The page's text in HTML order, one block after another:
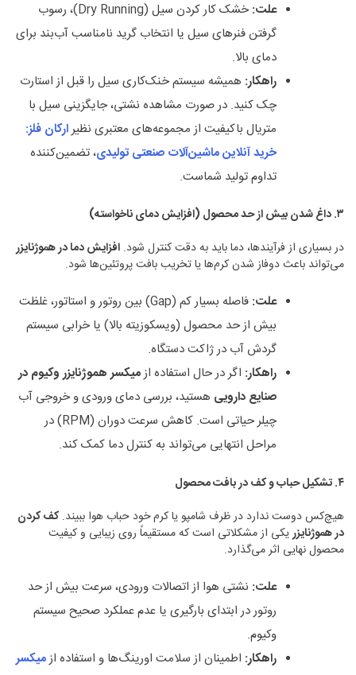
علت:
خشک کار کردن سیل (Dry Running)، رسوب
گرفتن فنرهای سیل یا انتخاب گرید نامناسب آب‌بند برای
دمای بالا.
راهکار: همیشه سیستم خنک‌کاری سیل را قبل از استارت
چک کنید. در صورت مشاهده نشتی، جایگزینی سیل با
متریال باکیفیت از مجموعه‌های معتبری نظیرارکان فلز:
خرید آنلاین ماشین‌آلات صنعتی تولیدی، تضمین‌کننده
تداوم تولید شماست.
۳.داغ شدن بیش از حد محصول (افزایش دمای ناخواسته)
در بسیاری از فرآیندها، دما باید به دقت کنترل شود. افزایش دما در هموژنایزر
می‌تواند باعث دوفاز شدن کرم‌ها یا تخریب بافت پروتئین‌ها شود.
علت:
فاصله بسیار کم (Gap) بین روتور و استاتور، غلظت
بیش از حد محصول (ویسکوزیته بالا) یا خرابی سیستم
گردش آب در ژاکت دستگاه.
راهکار: اگر در حال استفاده ازمیکسر هموژنایزر وکیوم در
صنایع دارویی هستید، بررسی دمای ورودی و خروجی آب
چیلر حیاتی است. کاهش سرعت دوران (RPM) در
مراحل انتهایی می‌تواند به کنترل دما کمک کند.
۴.تشکیل حباب و کف در بافت محصول
هیچ‌کس دوست ندارد در ظرف شامپو یا کرم خود حباب هوا ببیند.کف کردن
در هموژنایزریکی از مشکلاتی است که مستقیماً روی زیبایی و کیفیت
محصول نهایی اثر می‌گذارد.
علت: نشتی هوا از اتصالات ورودی، سرعت بیش از حد
روتور در ابتدای بارگیری یا عدم عملکرد صحیح سیستم
وکیوم.
راهکار: اطمینان از سلامت اورینگ‌ها و استفاده ازمیکسر